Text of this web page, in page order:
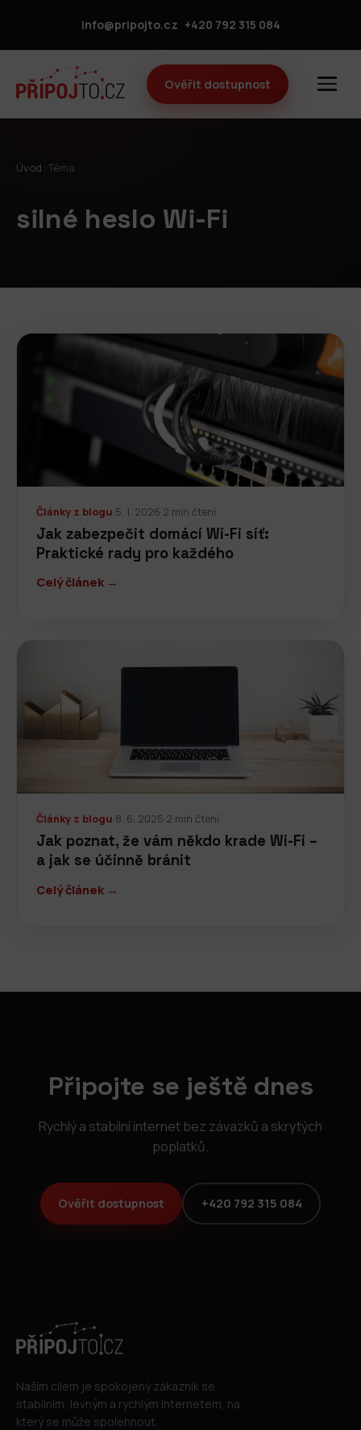
info@pripojto.cz +420 792 315 084
Ověřit dostupnost
Úvod Téma
silné heslo Wi-Fi
Články z blogu·5. 1. 2026·2 min čtení
Jak zabezpečit domácí Wi-Fi síť:
Praktické rady pro každého
Celý článek →
Články z blogu·8. 6. 2025·2 min čtení
Jak poznat, že vám někdo krade Wi-Fi –
a jak se účinně bránit
Celý článek →
Připojte se ještě dnes
Rychlý a stabilní internet bez závazků a skrytých
poplatků.
Ověřit dostupnost +420 792 315 084
Naším cílem je spokojený zákazník se
stabilním, levným a rychlým internetem, na
který se může spolehnout.